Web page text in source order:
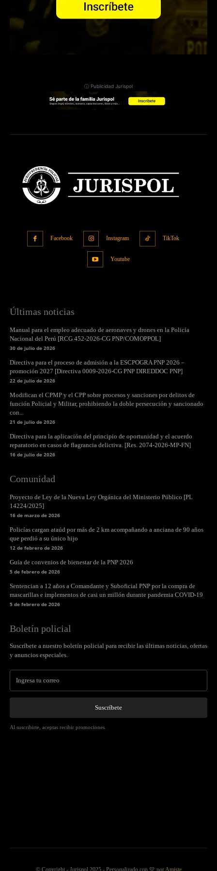
ⓘ Publicidad Jurispol
Facebook Instagram TikTok
Youtube
Últimas noticias
Manual para el empleo adecuado de aeronaves y drones en la Policía
Nacional del Perú [RCG 452-2026-CG PNP/COMOPPOL]
30 de julio de 2026
Directiva para el proceso de admisión a la ESCPOGRA PNP 2026 –
promoción 2027 [Directiva 0009-2026-CG PNP DIREDDOC PNP]
22 de julio de 2026
Modifican el CPMP y el CPP sobre procesos y sanciones por delitos de
función Policial y Militar, prohibiendo la doble persecución y sancionado
con...
21 de julio de 2026
Directiva para la aplicación del principio de oportunidad y el acuerdo
reparatorio en casos de flagrancia delictiva. [Res. 2074-2026-MP-FN]
16 de julio de 2026
Comunidad
Proyecto de Ley de la Nueva Ley Orgánica del Ministerio Público [PL
14224/2025]
16 de marzo de 2026
Policías cargan ataúd por más de 2 km acompañando a anciana de 90 años
que perdió a su único hijo
12 de febrero de 2026
Guía de convenios de bienestar de la PNP 2026
5 de febrero de 2026
Sentencian a 12 años a Comandante y Suboficial PNP por la compra de
mascarillas e implementos de casi un millón durante pandemia COVID-19
5 de febrero de 2026
Boletín policial
Suscríbete a nuestro boletín policial para recibir las últimas noticias, ofertas
y anuncios especiales.
Suscríbete
Al suscribirte, aceptas recibir promociones.